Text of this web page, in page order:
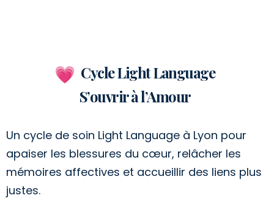
Cycle Light Language
S’ouvrir à l’Amour
Un cycle de soin Light Language à Lyon pour
apaiser les blessures du cœur, relâcher les
mémoires affectives et accueillir des liens plus
justes.